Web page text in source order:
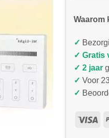
Waarom
✓
✓ Gratis
✓ 2 jaar
✓ Voor
✓